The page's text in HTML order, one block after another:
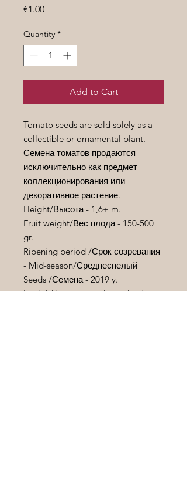
€1.00Price
Quantity *
Add to Cart
Tomato seeds are sold solely as a
collectible or ornamental plant.
Семена томатов продаются
исключительно как предмет
коллекционирования или
декоративное растение.
Height/Высота- 1,6+ m.
Fruit weight/Вес плода- 150-500
gr.
Ripening period /Срок созревания
- Mid-season/Среднеспелый
Seeds /Семена- 2019 y.
Its yield is comparable to classic